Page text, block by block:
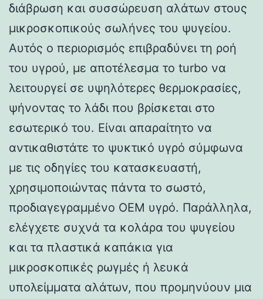
διάβρωση και συσσώρευση αλάτων στους
μικροσκοπικούς σωλήνες του ψυγείου.
Αυτός ο περιορισμός επιβραδύνει τη ροή
του υγρού, με αποτέλεσμα το turbo να
λειτουργεί σε υψηλότερες θερμοκρασίες,
ψήνοντας το λάδι που βρίσκεται στο
εσωτερικό του. Είναι απαραίτητο να
αντικαθιστάτε το ψυκτικό υγρό σύμφωνα
με τις οδηγίες του κατασκευαστή,
χρησιμοποιώντας πάντα το σωστό,
προδιαγεγραμμένο OEM υγρό. Παράλληλα,
ελέγχετε συχνά τα κολάρα του ψυγείου
και τα πλαστικά καπάκια για
μικροσκοπικές ρωγμές ή λευκά
υπολείμματα αλάτων, που προμηνύουν μια